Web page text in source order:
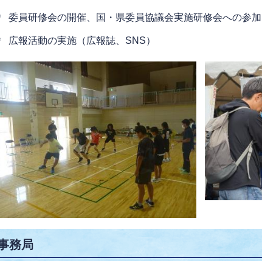
委員研修会の開催、国・県委員協議会実施研修会への参加
広報活動の実施（広報誌、SNS）
務局